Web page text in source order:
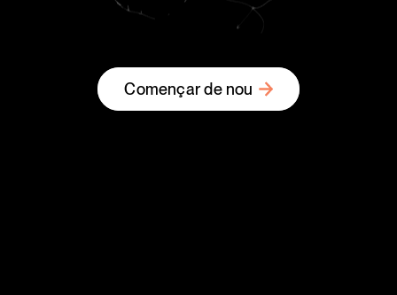
Començar de nou